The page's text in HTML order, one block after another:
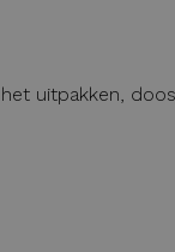
uitpakken,